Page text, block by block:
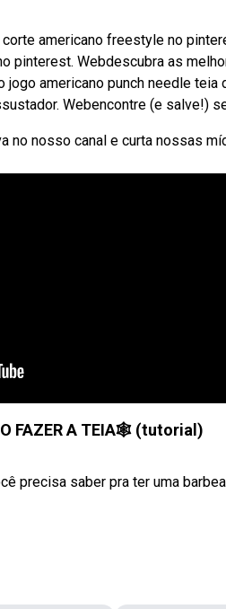
americano freestyle no
pinterest. Webdescubra as
americano punch needle teia
Webencontre (e salve!)
no nosso canal e curta nossas
FAZER A TEIA🕸 (tutorial)
precisa saber pra ter uma